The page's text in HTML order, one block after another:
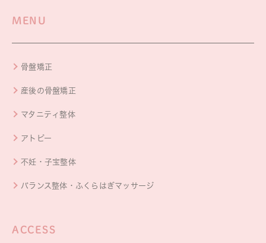
MENU
骨盤矯正
産後の骨盤矯正
マタニティ整体
アトピー
不妊・子宝整体
バランス整体・ふくらはぎマッサージ
ACCESS